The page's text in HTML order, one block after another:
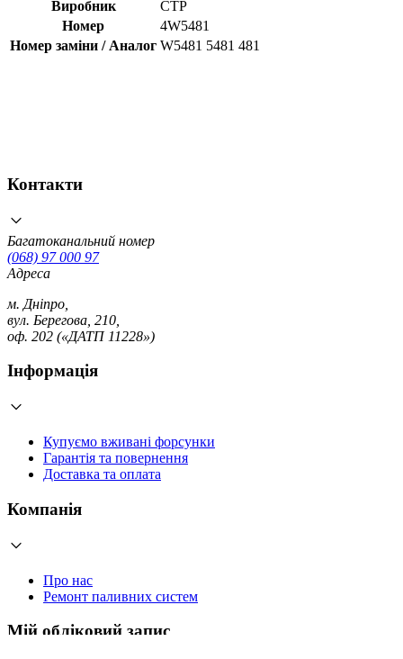
Виробник
CTP
Номер
4W5481
Номер заміни / Аналог W5481 5481 481
Контакти
Багатоканальний номер
(068) 97 000 97
Адреса
м. Дніпро,
вул. Берегова, 210,
оф. 202 («ДАТП 11228»)
Інформація
Купуємо вживані форсунки
Гарантія та повернення
Доставка та оплата
Компанія
Про нас
Ремонт паливних систем
Мій обліковий запис